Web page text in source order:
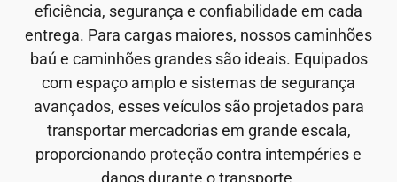
eficiência, segurança e confiabilidade em cada
entrega. Para cargas maiores, nossos caminhões
baú e caminhões grandes são ideais. Equipados
com espaço amplo e sistemas de segurança
avançados, esses veículos são projetados para
transportar mercadorias em grande escala,
proporcionando proteção contra intempéries e
danos durante o transporte.